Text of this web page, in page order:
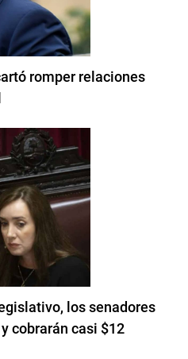
romper relaciones
los senadores
cobrarán casi $12